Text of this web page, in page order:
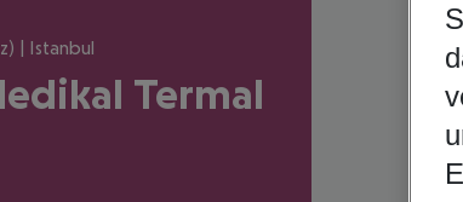
| Istanbul
Termal